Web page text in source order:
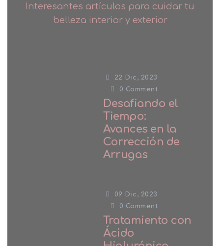
Interesantes artículos para cuidar tu
belleza interior y exterior
22 Dic, 2023
0 Comment
Desafiando el
Tiempo:
Avances en la
Corrección de
Arrugas
09 Dic, 2023
0 Comment
Tratamiento con
Ácido